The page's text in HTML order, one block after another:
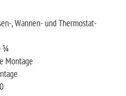
, Wannen- und Thermostat-
¾
Montage